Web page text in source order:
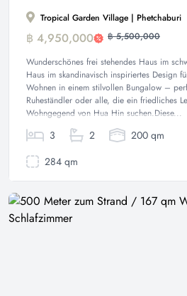
Tropical Garden Village | Phetchaburi
฿ 4,950,000 ฿ 5,500,000
Wunderschönes frei stehendes Haus im
Haus im skandinavisch inspiriertes Design
Wohnen in einem stilvollen Bungalow –
Ruheständler oder alle, die ein friedliches
Wohngegend von Hua Hin suchen.Diese...
3 2
200 qm
284 qm